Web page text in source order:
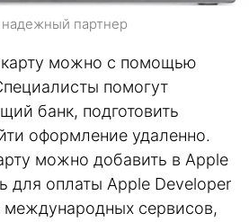
партнер
можно с помощью
помогут
банк, подготовить
оформление удаленно.
можно добавить в Apple
для оплаты Apple Developer
международных сервисов,